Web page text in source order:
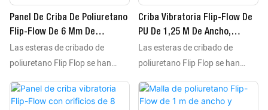
dimensional. Están diseñadas
para sistemas de atornillado y
sujeción, por lo que se adaptan
a todas las plataformas de
cribado del mundo,
independientemente de la marca
de la máquina, las dimensiones
dimensional. Están diseñadas
para sistemas de atornillado y
sujeción, por lo que se adaptan
a todas las plataformas de
cribado del mundo,
independientemente de la marca
de la máquina, las dimensiones
Panel De Criba De Poliuretano
Flip-Flow De 6 Mm De
Apertura Y 8 Mm De Espesor
Con Disposición De Orificios
Vibratorias Mineras.
Las esteras de cribado de
poliuretano Flip Flop se han
utilizado durante décadas para
el cribado de materiales
Criba Vibratoria Flip-Flow De
PU De 1,25 M De Ancho,
Antiobstrucción, Para Equipos
De Procesamiento De Escoria
Las esteras de cribado de
poliuretano Flip Flop se han
utilizado durante décadas para
el cribado de materiales